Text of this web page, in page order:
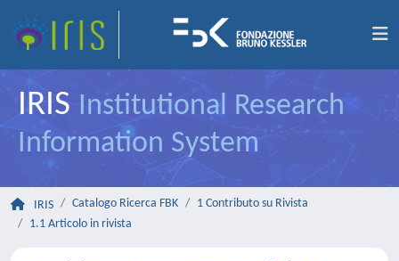
IRIS Institutional Research
Information System
IRIS Catalogo Ricerca FBK
1 Contributo su Rivista
1.1 Articolo in rivista